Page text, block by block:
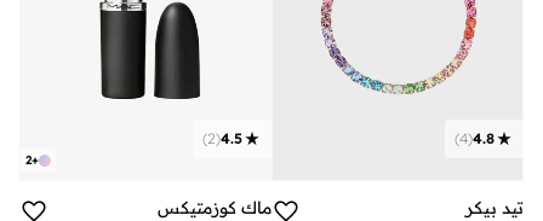
4.8
(
4
)
تيد بيكر
+
2
4.5
(
2
)
ماك كوزمتيكس